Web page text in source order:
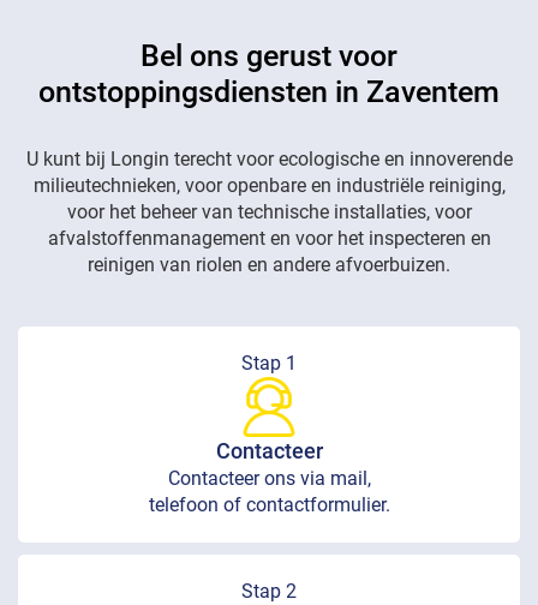
Bel ons gerust voor
ontstoppingsdiensten in Zaventem
U kunt bij Longin terecht voor ecologische en innoverende
milieutechnieken, voor openbare en industriële reiniging,
voor het beheer van technische installaties, voor
afvalstoffenmanagement en voor het inspecteren en
reinigen van riolen en andere afvoerbuizen.
Stap 1
Contacteer
Contacteer ons via mail,
telefoon of contactformulier.
Stap 2